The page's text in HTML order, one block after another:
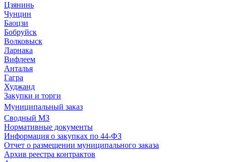
Цзянинь
Чунцин
Баоцзи
Бобруйск
Волковыск
Ларнака
Вифлеем
Анталья
Гагра
Худжанд
Закупки и торги
Муниципальный заказ
Сводный МЗ
Нормативные документы
Информация о закупках по 44-ФЗ
Отчет о размещении муниципального заказа
Архив реестра контрактов